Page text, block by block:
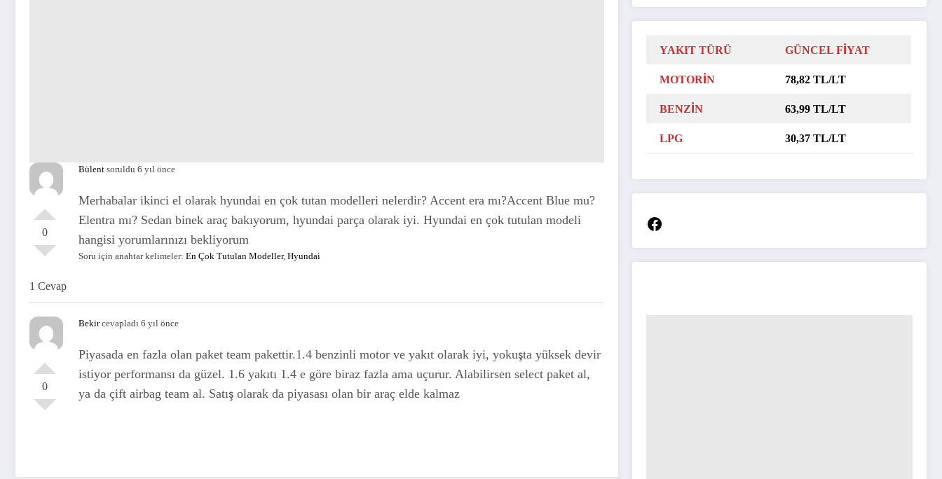
0
Bülent soruldu 6 yıl önce
Merhabalar ikinci el olarak hyundai en çok tutan modelleri nelerdir? Accent era mı?Accent Blue mu?
Elentra mı? Sedan binek araç bakıyorum, hyundai parça olarak iyi. Hyundai en çok tutulan modeli
hangisi yorumlarınızı bekliyorum
Soru için anahtar kelimeler: En Çok Tutulan Modeller, Hyundai
1 Cevap
0
Bekircevapladı 6 yıl önce
Piyasada en fazla olan paket team pakettir.1.4 benzinli motor ve yakıt olarak iyi, yokuşta yüksek devir
istiyor performansı da güzel. 1.6 yakıtı 1.4 e göre biraz fazla ama uçurur. Alabilirsen select paket al,
ya da çift airbag team al. Satış olarak da piyasası olan bir araç elde kalmaz
YAKIT TÜRÜ GÜNCEL FİYAT
MOTORİN 78,82 TL/LT
BENZİN 63,99 TL/LT
LPG 30,37 TL/LT
Facebook